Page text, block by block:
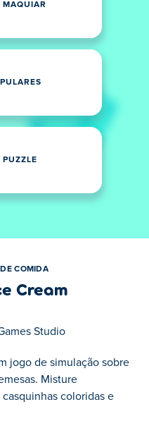
MAQUIAR
PUZZLE
COMIDA
Cream
Studio
jogo de simulação sobre
Misture
coloridas e